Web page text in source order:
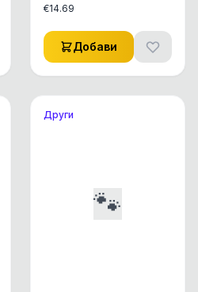
€14.69
Добави
Други
🐾